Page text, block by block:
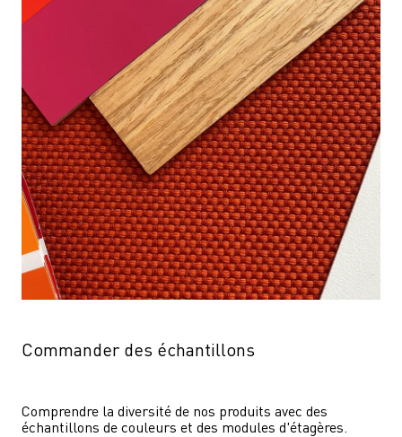
Commander des échantillons
Comprendre la diversité de nos produits avec des
échantillons de couleurs et des modules d'étagères.